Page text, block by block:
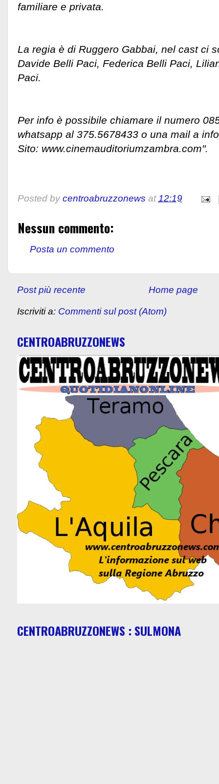
familiare e privata.
La regia è di Ruggero Gabbai, nel cast ci
Davide Belli Paci, Federica Belli Paci,
Paci.
Per info è possibile chiamare il numero
whatsapp al 375.5678433 o una mail a
Sito: www.cinemauditoriumzambra.com".
Posted by centroabruzzonews at12:19
Nessun commento:
Posta un commento
Post più recente Home page
Iscriviti a: Commenti sul post (Atom)
CENTROABRUZZONEWS
CENTROABRUZZONEWS : SULMONA